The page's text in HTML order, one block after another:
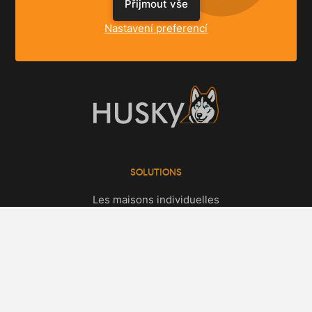
SOLUTIONS
Les maisons individuelles
Nastavení preferencí
Přijmout vše